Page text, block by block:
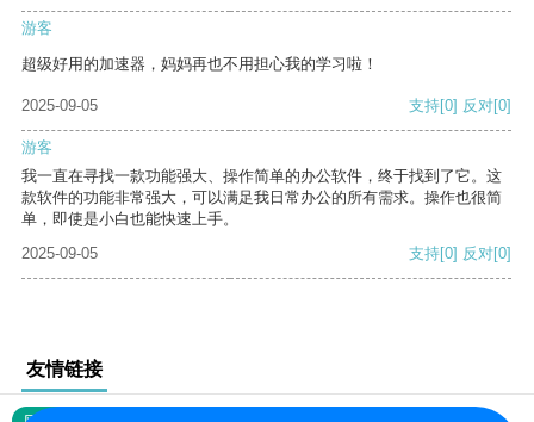
游客
超级好用的加速器，妈妈再也不用担心我的学习啦！
2025-09-05 支持[0] 反对[0]
游客
我一直在寻找一款功能强大、操作简单的办公软件，终于找到了它。这
款软件的功能非常强大，可以满足我日常办公的所有需求。操作也很简
单，即使是小白也能快速上手。
2025-09-05
支持[0] 反对[0]
友情链接